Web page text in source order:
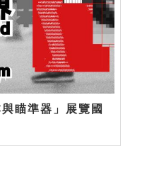
瞄準器」展覽國